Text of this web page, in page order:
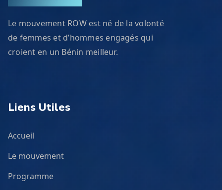
Le mouvement ROW est né de la volonté
de femmes et d’hommes engagés qui
croient en un Bénin meilleur.
Liens Utiles
Accueil
Le mouvement
Programme